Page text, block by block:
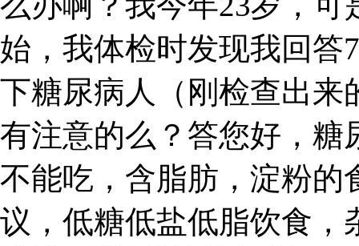
始，我体检时发现我回答
下糖尿病人（刚检查出来
有注意的么？答您好，糖
不能吃，含脂肪，淀粉的
议，低糖低盐低脂饮食，